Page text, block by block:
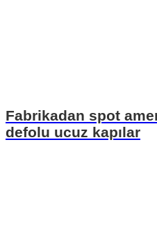
Fabrikadan spot
defolu ucuz kapılar